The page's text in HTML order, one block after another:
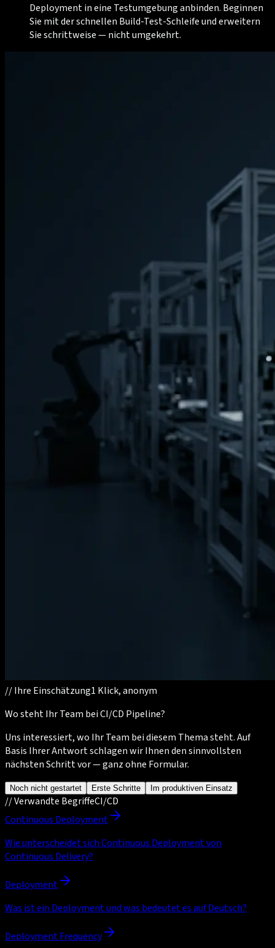
Deployment in eine Testumgebung anbinden. Beginnen
Sie mit der schnellen Build-Test-Schleife und erweitern
Sie schrittweise — nicht umgekehrt.
//Ihre Einschätzung1 Klick, anonym
Wo steht Ihr Team bei CI/CD Pipeline?
Uns interessiert, wo Ihr Team bei diesem Thema steht. Auf
Basis Ihrer Antwort schlagen wir Ihnen den sinnvollsten
nächsten Schritt vor — ganz ohne Formular.
Noch nicht gestartet Erste Schritte Im produktiven Einsatz
//Verwandte BegriffeCI/CD
Continuous Deployment
Wie unterscheidet sich Continuous Deployment von
Continuous Delivery?
Deployment
Was ist ein Deployment und was bedeutet es auf Deutsch?
Deployment Frequency